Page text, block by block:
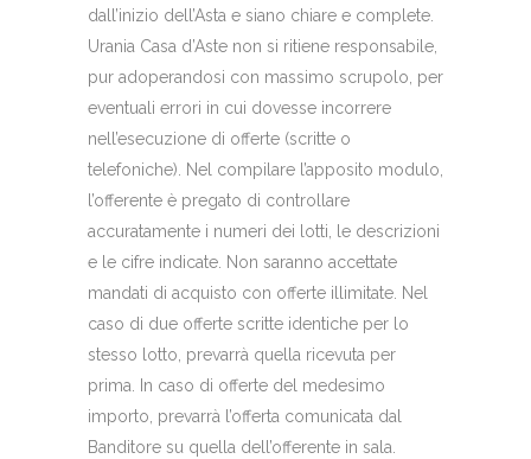
dall’inizio dell’Asta e siano chiare e complete.
Urania Casa d’Aste non si ritiene responsabile,
pur adoperandosi con massimo scrupolo, per
eventuali errori in cui dovesse incorrere
nell’esecuzione di offerte (scritte o
telefoniche). Nel compilare l’apposito modulo,
l’offerente è pregato di controllare
accuratamente i numeri dei lotti, le descrizioni
e le cifre indicate. Non saranno accettate
mandati di acquisto con offerte illimitate. Nel
caso di due offerte scritte identiche per lo
stesso lotto, prevarrà quella ricevuta per
prima. In caso di offerte del medesimo
importo, prevarrà l’offerta comunicata dal
Banditore su quella dell’offerente in sala.